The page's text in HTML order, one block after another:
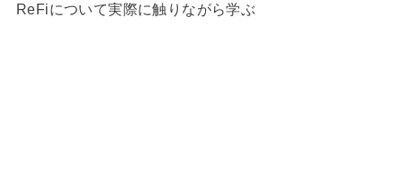
ReFiについて実際に触りながら学ぶ